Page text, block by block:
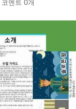
코멘트 0개